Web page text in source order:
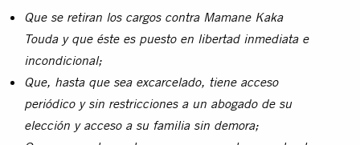
Que se retiran los cargos contra Mamane Kaka
Touda y que éste es puesto en libertad inmediata e
incondicional;
Que, hasta que sea excarcelado, tiene acceso
periódico y sin restricciones a un abogado de su
elección y acceso a su familia sin demora;